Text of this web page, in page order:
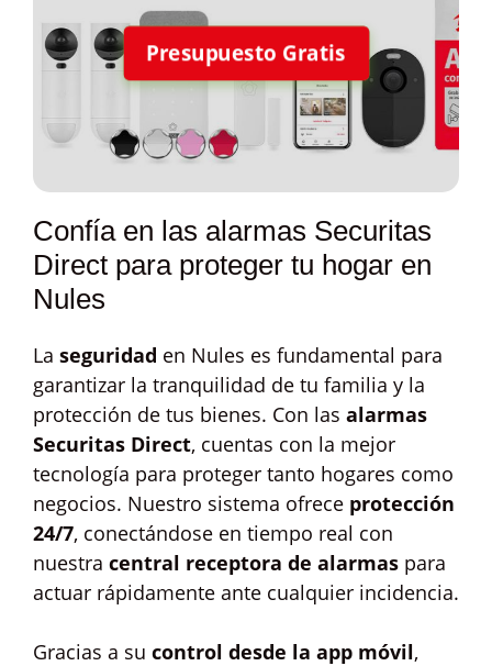
Presupuesto Gratis
Confía en las alarmas Securitas
Direct para proteger tu hogar en
Nules
La seguridad en Nules es fundamental para
garantizar la tranquilidad de tu familia y la
protección de tus bienes. Con las alarmas
Securitas Direct, cuentas con la mejor
tecnología para proteger tanto hogares como
negocios. Nuestro sistema ofrece protección
24/7, conectándose en tiempo real con
nuestra central receptora de alarmas para
actuar rápidamente ante cualquier incidencia.
Gracias a su control desde la app móvil,